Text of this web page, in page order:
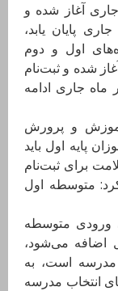
جاری آغاز شده و
پایان یابد،
اول و دوم
شده و ثبت‌نام
ماه جاری ادامه
و پرورش
پایه اول باید
برای ثبت‌نام
متوسطه اول
ورودی متوسطه
اضافه می‌شود،
مدرسه است، به
انتخاب مدرسه